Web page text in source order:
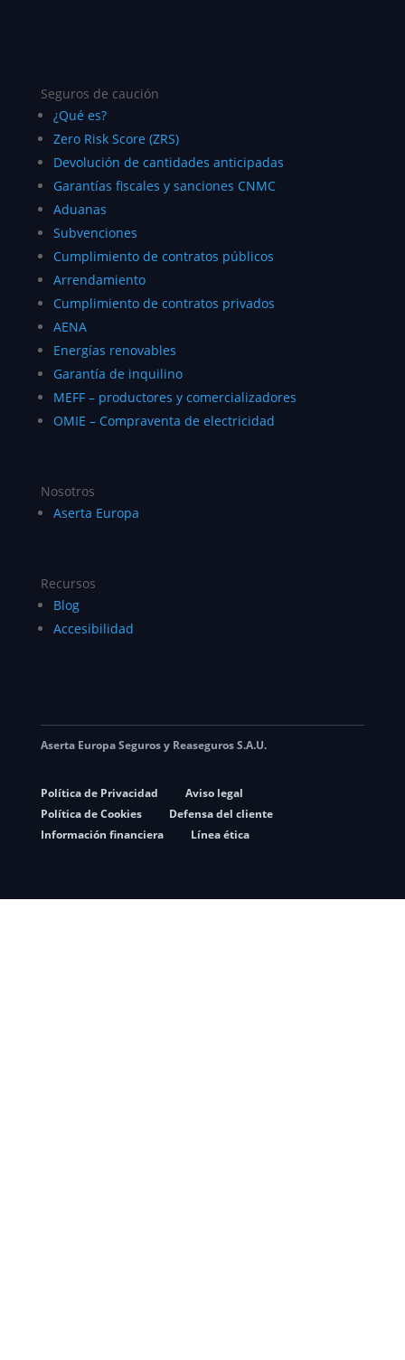
Seguros de caución
¿Qué es?
Zero Risk Score (ZRS)
Devolución de cantidades anticipadas
Garantías fiscales y sanciones CNMC
Aduanas
Subvenciones
Cumplimiento de contratos públicos
Arrendamiento
Cumplimiento de contratos privados
AENA
Energías renovables
Garantía de inquilino
MEFF – productores y comercializadores
OMIE – Compraventa de electricidad
Nosotros
Aserta Europa
Recursos
Blog
Accesibilidad
Aserta Europa Seguros y Reaseguros S.A.U.
Política de Privacidad
Aviso legal
Política de Cookies
Defensa del cliente
Información financiera
Línea ética